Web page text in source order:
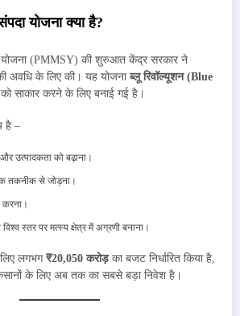
योजना क्या है?
योजना (PMMSY) की शुरुआत केंद्र सरकार ने
अवधि के लिए की। यह योजनाब्लू रिवॉल्यूशन (Blue
साकार करने के लिए बनाई गई है।
है –
उत्पादकता को बढ़ाना।
तकनीक से जोड़ना।
विश्व स्तर पर मत्स्य क्षेत्र में अग्रणी बनाना।
लगभग ₹20,050 करोड़का बजट निर्धारित किया है,
के लिए अब तक का सबसे बड़ा निवेश है।